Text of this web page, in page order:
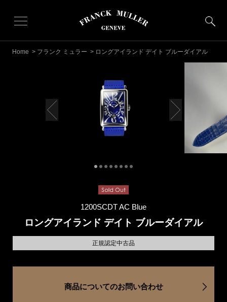
Home > フランク ミュラー > ロングアイランド デイト ブルーダイアル
1200SCDT AC Blue
ロングアイランド デイト ブルーダイアル
正規認定中古品
商品についてのお問い合わせ